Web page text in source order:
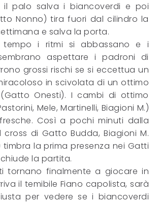
il palo salva i biancoverdi e poi
Nonno) tira fuori dal cilindro la
e salva la porta.
tempo i ritmi si abbassano e i
aspettare i padroni di
grossi rischi se si eccettua un
in scivolata di un ottimo
Onesti). I cambi di ottimo
Mele, Martinelli, Biagioni M.)
Così a pochi minuti dalla
di Gatto Budda, Biagioni M.
timbra la prima presenza nei Gatti
la partita.
tornano finalmente a giocare in
il temibile Fiano capolista, sarà
per vedere se i biancoverdi